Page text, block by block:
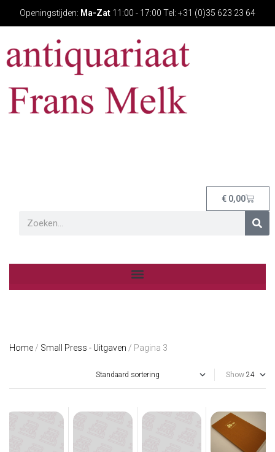
Openingstijden: Ma-Zat 11:00 - 17:00 Tel: +31 (0)35 623 23 64
€ 0,00
Home / Small Press - Uitgaven / Pagina 3
Show